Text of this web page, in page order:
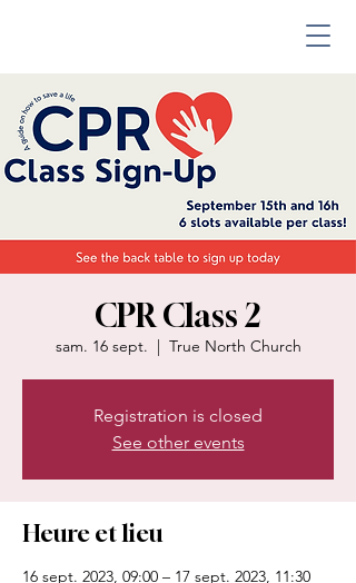
CPR Class 2
sam. 16 sept.
  |
True North Church
Registration is closed
See other events
Heure et lieu
16 sept. 2023, 09:00 – 17 sept. 2023, 11:30